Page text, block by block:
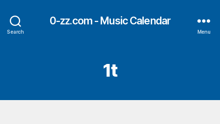
Search
0-zz.com - Music Calendar
Menu
1t